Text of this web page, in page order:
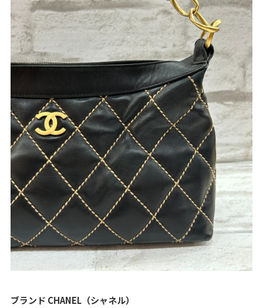
ブランド CHANEL（シャネル）